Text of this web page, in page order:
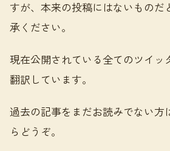
すが、本来の投稿にはないものだ
承ください。
現在公開されている全てのツイッ
翻訳しています。
過去の記事をまだお読みでない方
らどうぞ。